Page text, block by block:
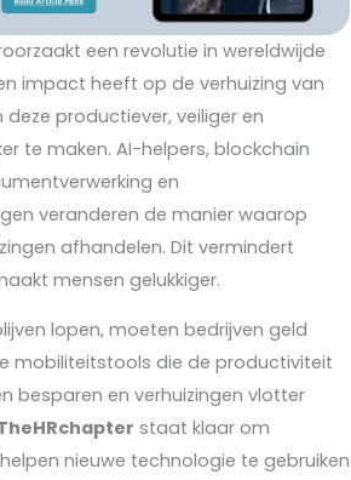
een revolutie in wereldwijde
impact heeft op de verhuizing van
productiever, veiliger en
te maken. AI-helpers, blockchain
en
veranderen de manier waarop
afhandelen. Dit vermindert
mensen gelukkiger.
lopen, moeten bedrijven geld
mobiliteitstools die de productiviteit
besparen en verhuizingen vlotter
staat klaar om
nieuwe technologie te gebruiken